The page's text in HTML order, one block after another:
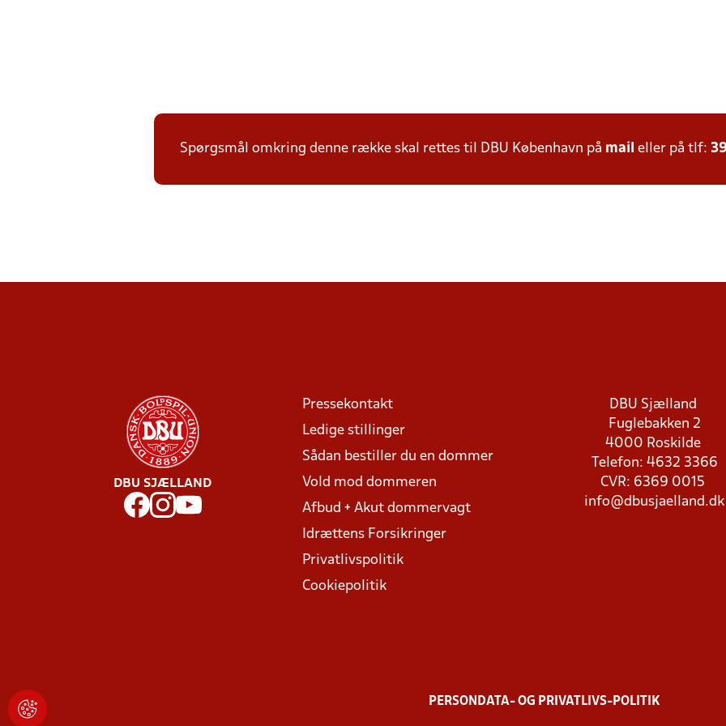
Spørgsmål omkring denne række skal rettes til DBU København på mail eller på tlf:
DBU SJÆLLAND
Pressekontakt
Ledige stillinger
Sådan bestiller du en dommer
Vold mod dommeren
Afbud + Akut dommervagt
Idrættens Forsikringer
Privatlivspolitik
Cookiepolitik
DBU Sjælland
Fuglebakken 2
4000 Roskilde
Telefon: 4632 3366
CVR: 6369 0015
info@dbusjaelland.dk
PERSONDATA- OG PRIVATLIVS-POLITIK